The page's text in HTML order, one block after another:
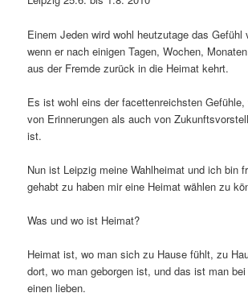
Einem Jeden wird wohl heutzutage das Gefühl
wenn er nach einigen Tagen, Wochen,
aus der Fremde zurück in die Heimat kehrt.
Es ist wohl eins der facettenreichsten
von Erinnerungen als auch von
ist.
Nun ist Leipzig meine Wahlheimat und ich bin
gehabt zu haben mir eine Heimat wählen zu
Was und wo ist Heimat?
Heimat ist, wo man sich zu Hause fühlt, zu
dort, wo man geborgen ist, und das ist man
einen lieben.